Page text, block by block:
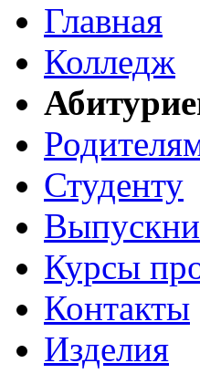
Главная
Колледж
Студенту
Курсы
Контакты
Изделия